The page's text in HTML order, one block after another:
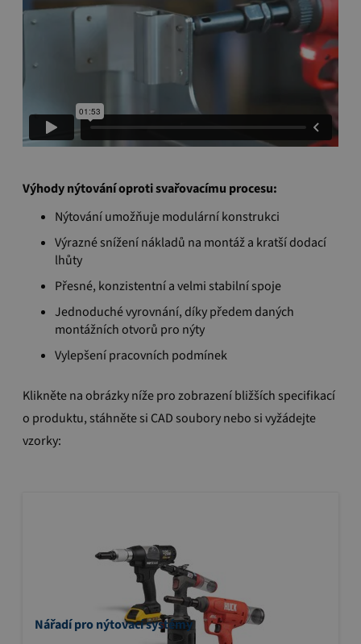
Výhody nýtování oproti svařovacímu procesu:
Nýtování umožňuje modulární konstrukci
Výrazné snížení nákladů na montáž a kratší dodací
lhůty
Přesné, konzistentní a velmi stabilní spoje
Jednoduché vyrovnání, díky předem daných
montážních otvorů pro nýty
Vylepšení pracovních podmínek
Klikněte na obrázky níže pro zobrazení bližších specifikací
o produktu, stáhněte si CAD soubory nebo si vyžádejte
vzorky:
Nářadí pro nýtovací systémy